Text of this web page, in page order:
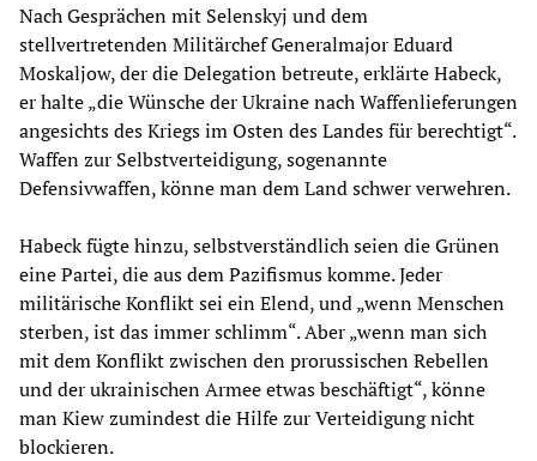
Nach Gesprächen mit Selenskyj und dem
stellvertretenden Militärchef Generalmajor Eduard
Moskaljow, der die Delegation betreute, erklärte Habeck,
er halte „die Wünsche der Ukraine nach Waffenlieferungen
angesichts des Kriegs im Osten des Landes für berechtigt“.
Waffen zur Selbstverteidigung, sogenannte
Defensivwaffen, könne man dem Land schwer verwehren.
Habeck fügte hinzu, selbstverständlich seien die Grünen
eine Partei, die aus dem Pazifismus komme. Jeder
militärische Konflikt sei ein Elend, und „wenn Menschen
sterben, ist das immer schlimm“. Aber „wenn man sich
mit dem Konflikt zwischen den prorussischen Rebellen
und der ukrainischen Armee etwas beschäftigt“, könne
man Kiew zumindest die Hilfe zur Verteidigung nicht
blockieren.